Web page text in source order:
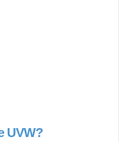
UVW?